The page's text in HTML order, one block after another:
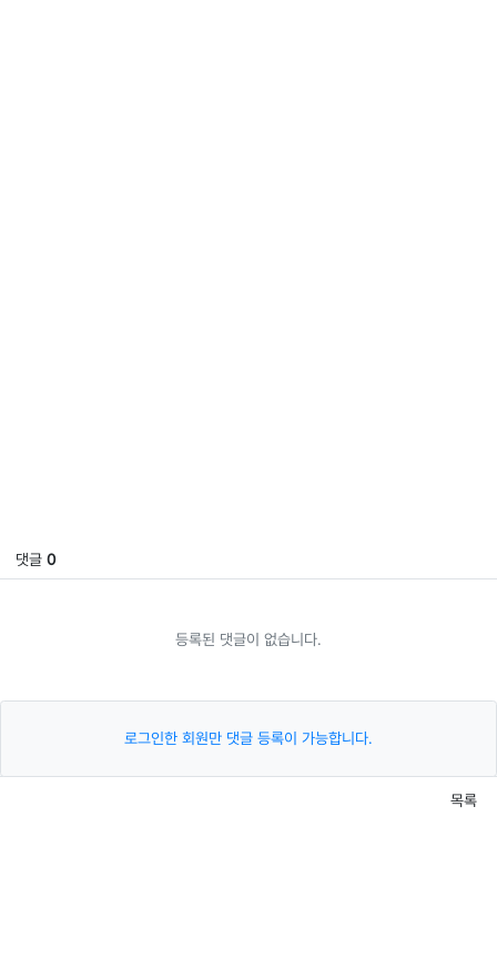
댓글 0
등록된 댓글이 없습니다.
로그인한 회원만 댓글 등록이 가능합니다.
목록